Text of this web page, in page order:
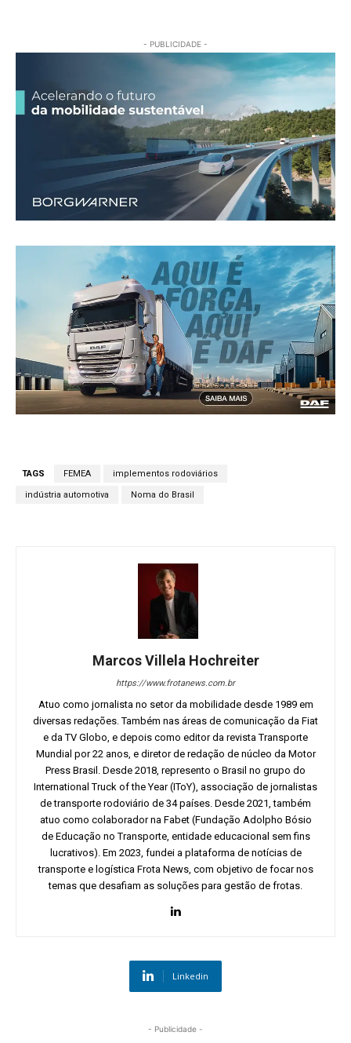
- PUBLICIDADE -
TAGS FEMEA implementos rodoviários
indústria automotiva Noma do Brasil
Marcos Villela Hochreiter
https://www.frotanews.com.br
Atuo como jornalista no setor da mobilidade desde 1989 em
diversas redações. Também nas áreas de comunicação da Fiat
e da TV Globo, e depois como editor da revista Transporte
Mundial por 22 anos, e diretor de redação de núcleo da Motor
Press Brasil. Desde 2018, represento o Brasil no grupo do
International Truck of the Year (IToY), associação de jornalistas
de transporte rodoviário de 34 países. Desde 2021, também
atuo como colaborador na Fabet (Fundação Adolpho Bósio
de Educação no Transporte, entidade educacional sem fins
lucrativos). Em 2023, fundei a plataforma de notícias de
transporte e logística Frota News, com objetivo de focar nos
temas que desafiam as soluções para gestão de frotas.
Linkedin
- Publicidade -